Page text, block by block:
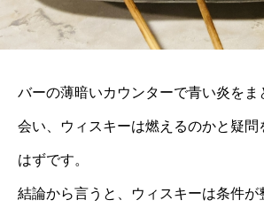
バーの薄暗いカウンターで青い炎をま
会い、ウィスキーは燃えるのかと疑問
はずです。
結論から言うと、ウィスキーは条件が